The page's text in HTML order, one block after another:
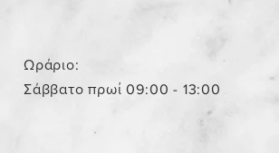
Ωράριο:
Σάββατο πρωί 09:00 - 13:00